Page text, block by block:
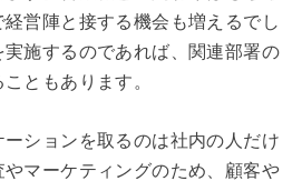
営陣と接する機会も増えるでし
実施するのであれば、関連部署の
ともあります。
ションを取るのは社内の人だけ
マーケティングのため、顧客や